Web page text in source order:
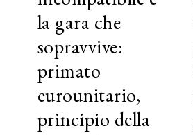
la gara che
sopravvive:
primato
eurounitario,
principio della